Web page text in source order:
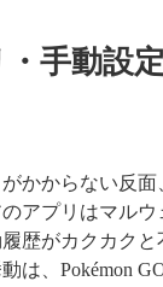
手動設
かからない反
アプリはマル
歴がカクカク
は、Pokémon